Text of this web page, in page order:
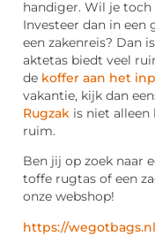
handiger. Wil je toch
Investeer dan in een
een zakenreis? Dan
aktetas biedt veel
de koffer aan het
vakantie, kijk dan
Rugzak is niet alleen
ruim.
Ben jij op zoek naar
toffe rugtas of een
onze webshop!
https://wegotbags.nl